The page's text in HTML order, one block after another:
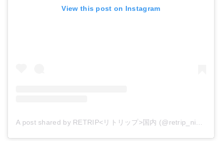
View this post on Instagram
A post shared by RETRIP<リトリップ>国内 (@retrip_nippon)